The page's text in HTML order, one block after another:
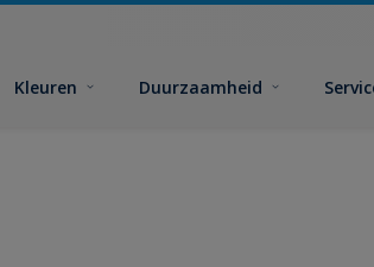
Kleuren Duurzaamheid